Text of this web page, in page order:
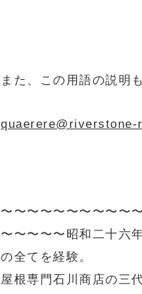
また、この用語の説明
quaerere@riverstone-
〜〜〜〜〜〜〜〜〜〜
〜〜〜〜〜 昭和二十六
の全てを経験。
屋根専門石川商店の三